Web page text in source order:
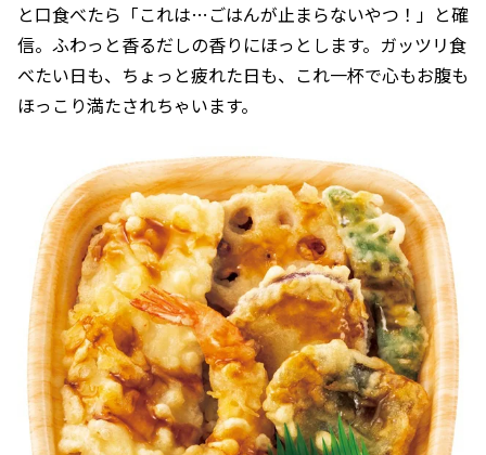
と口食べたら「これは…ごはんが止まらないやつ！」と確
信。ふわっと香るだしの香りにほっとします。ガッツリ食
べたい日も、ちょっと疲れた日も、これ一杯で心もお腹も
ほっこり満たされちゃいます。